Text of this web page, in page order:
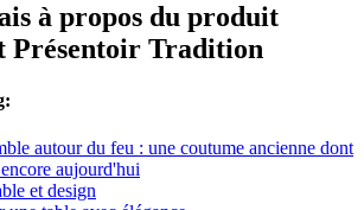
à propos du produit
Présentoir Tradition
autour du feu : une coutume ancienne dont
aujourd'hui
et design